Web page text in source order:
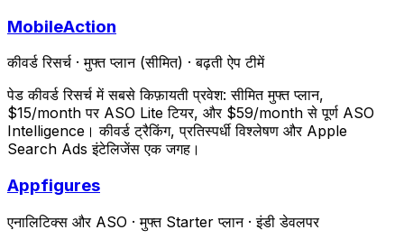
MobileAction
कीवर्ड रिसर्च ·मुफ्त प्लान (सीमित) ·बढ़ती ऐप टीमें
पेड कीवर्ड रिसर्च में सबसे किफ़ायती प्रवेश: सीमित मुफ्त प्लान,
$15/month पर ASO Lite टियर, और $59/month से पूर्ण ASO
Intelligence। कीवर्ड ट्रैकिंग, प्रतिस्पर्धी विश्लेषण और Apple
Search Ads इंटेलिजेंस एक जगह।
Appfigures
एनालिटिक्स और ASO ·मुफ्त Starter प्लान·इंडी डेवलपर